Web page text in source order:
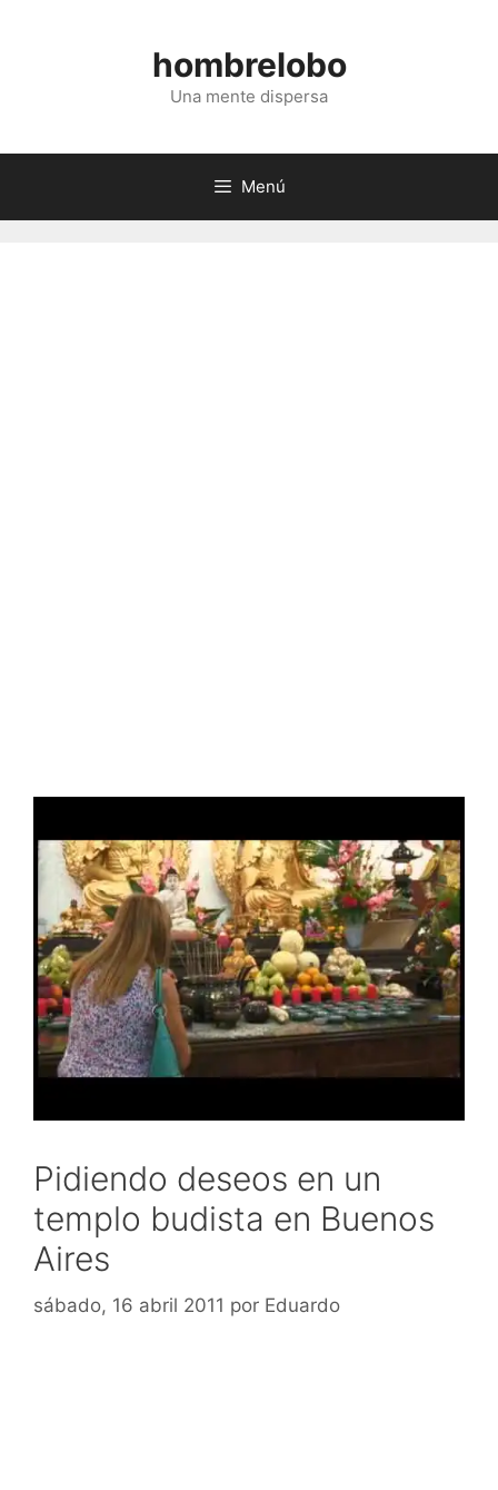
hombrelobo
Una mente dispersa
Menú
Pidiendo deseos en un
templo budista en Buenos
Aires
sábado, 16 abril 2011 por Eduardo